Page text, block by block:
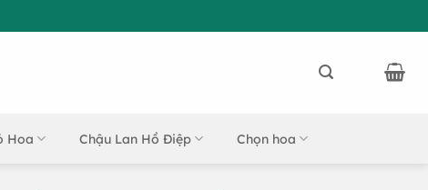
Hoa Chậu Lan Hồ Điệp Chọn hoa